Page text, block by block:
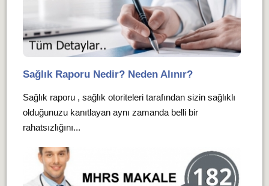
Sağlık Raporu Nedir? Neden Alınır?
Sağlık raporu , sağlık otoriteleri tarafından sizin sağlıklı
olduğunuzu kanıtlayan aynı zamanda belli bir
rahatsızlığını...